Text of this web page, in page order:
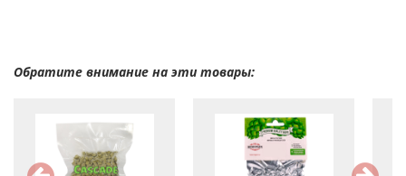
Обратите внимание на эти товары: